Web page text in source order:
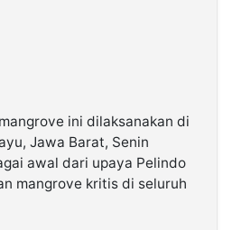
ini dilaksanakan di
Jawa Barat, Senin
awal dari upaya Pelindo
mangrove kritis di seluruh